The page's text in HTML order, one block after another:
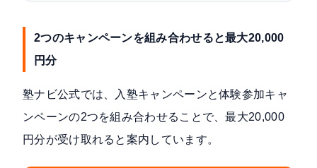
2つのキャンペーンを組み合わせると最大20,000
円分
塾ナビ公式では、入塾キャンペーンと体験参加キャ
ンペーンの2つを組み合わせることで、最大20,000
円分が受け取れると案内しています。